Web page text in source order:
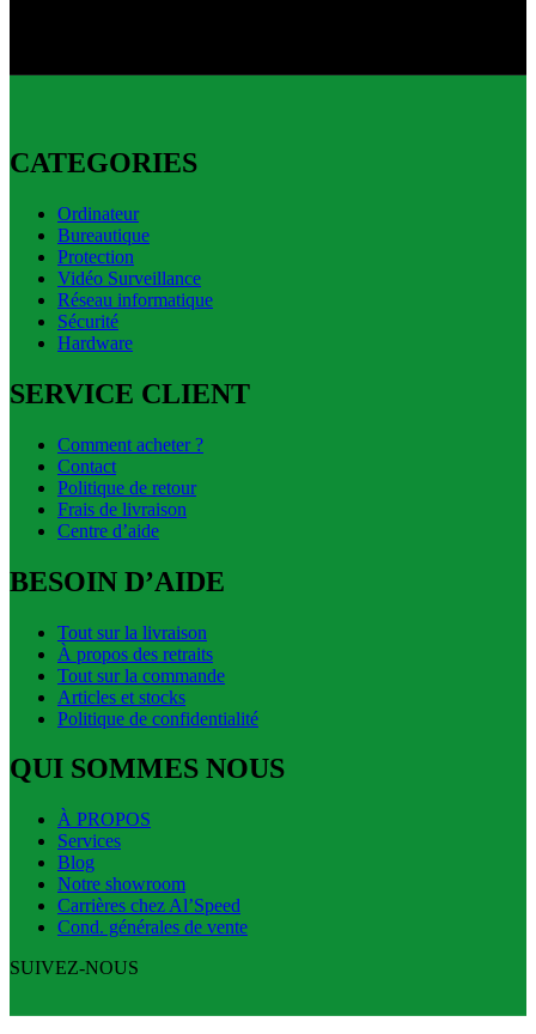
CATEGORIES
Ordinateur
Bureautique
Protection
Vidéo Surveillance
Réseau informatique
Sécurité
Hardware
SERVICE CLIENT
Comment acheter ?
Contact
Politique de retour
Frais de livraison
Centre d’aide
BESOIN D’AIDE
Tout sur la livraison
À propos des retraits
Tout sur la commande
Articles et stocks
Politique de confidentialité
QUI SOMMES NOUS
À PROPOS
Services
Blog
Notre showroom
Carrières chez Al’Speed
Cond. générales de vente
SUIVEZ-NOUS